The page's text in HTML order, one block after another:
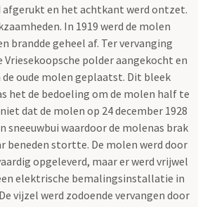
afgerukt en het achtkant werd ontzet.
In 1919 werd de molen
brandde geheel af. Ter vervanging
Vriesekoopsche polder aangekocht en
de oude molen geplaatst. Dit bleek
het de bedoeling om de molen half te
dat de molen op 24 december 1928
sneeuwbui waardoor de molenas brak
beneden stortte. De molen werd door
opgeleverd, maar er werd vrijwel
elektrische bemalingsinstallatie in
vijzel werd zodoende vervangen door